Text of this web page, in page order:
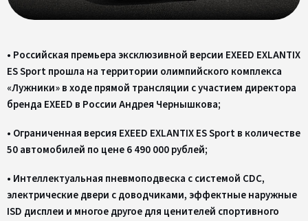
• Российская премьера эксклюзивной версии EXEED EXLANTIX
ES Sport прошла на территории олимпийского комплекса
«Лужники» в ходе прямой трансляции с участием директора
бренда EXEED в России Андрея Чернышкова;
• Ограниченная версия EXEED EXLANTIX ES Sport в количестве
50 автомобилей по цене 6 490 000 рублей;
• Интеллектуальная пневмоподвеска с системой CDC,
электрические двери с доводчиками, эффектные наружные
ISD дисплеи и многое другое для ценителей спортивного